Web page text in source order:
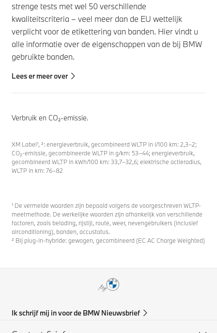
strenge tests met wel 50 verschillende
kwaliteitscriteria – veel meer dan de EU wettelijk
verplicht voor de etikettering van banden. Hier vindt u
alle informatie over de eigenschappen van de bij BMW
gebruikte banden.
Lees er meer over
Verbruik en CO₂-emissie.
XM Label¹, ²: energieverbruik, gecombineerd WLTP in l/100 km: 2,3–2;
CO₂-emissie, gecombineerde WLTP in g/km: 53–44; energieverbruik,
gecombineerd WLTP in kWh/100 km: 33,7–32,6; elektrische actieradius,
WLTP in km: 76–82
¹ De vermelde waarden zijn bepaald volgens de voorgeschreven WLTP-
meetmethode. De werkelijke waarden zijn afhankelijk van verschillende
factoren, zoals belading, rijstijl, route, weer, nevengebruikers (inclusief
airconditioning), banden, accustatus.
² Bij plug-in-hybride: gewogen, gecombineerd (EC AC Charge Weighted)
Ik schrijf mij in voor de BMW Nieuwsbrief